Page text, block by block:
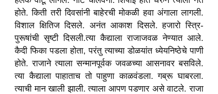
होते. किती तरी दिवसांनी बाहेरची मोकळी हवा अंगाला लागली.
विशाल क्षितिज दिसले. अनंत आकाश दिसले. हजारो स्त्रि-
पुरूषांची सृष्टी दिसली.त्या कैद्याला राजाजवळ नेण्यात आले.
कैदी फिका पडला होता, परंतु त्याच्या डोळयांत ध्येयनिष्ठेचे पाणी
होते. राजाने त्याला सन्मानपूर्वक जवळच्या आसनावर बसविले.
त्या कैद्याला पाहाताच तो पाहुणा काळवंडला. गब्रू घाबरला.
त्याची मान खाली झाली. त्याला आपण पडणार असे वाटले. राजा